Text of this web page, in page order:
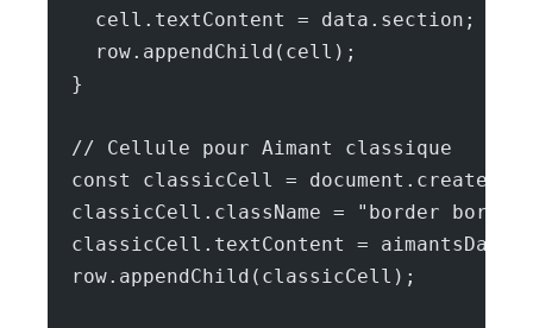
    cell.textContent = data.section;
    row.appendChild(cell);
  }
  // Cellule pour Aimant classique
const classicCell =
classicCell.className = "border
  classicCell.textContent = aimantsData;
  row.appendChild(classicCell);